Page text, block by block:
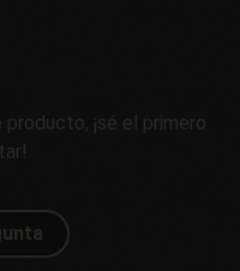
¡sé el primero